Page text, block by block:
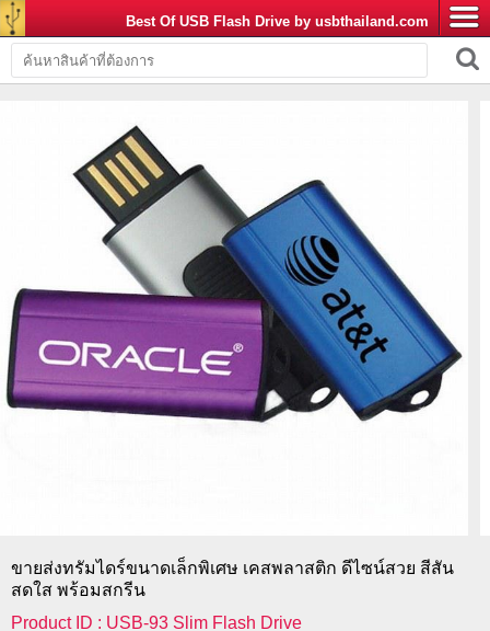
Best Of USB Flash Drive by usbthailand.com
ขายส่งทรัมไดร์ขนาดเล็กพิเศษ เคสพลาสติก ดีไซน์สวย สีสัน
สดใส พร้อมสกรีน
Product ID : USB-93 Slim Flash Drive